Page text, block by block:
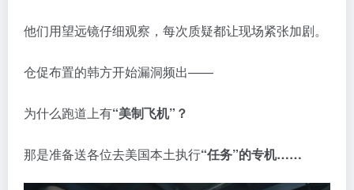
他们用望远镜仔细观察，每次质疑都让现场紧张加剧。
仓促布置的韩方开始漏洞频出——
为什么跑道上有“美制飞机”？
那是准备送各位去美国本土执行“任务”的专机……